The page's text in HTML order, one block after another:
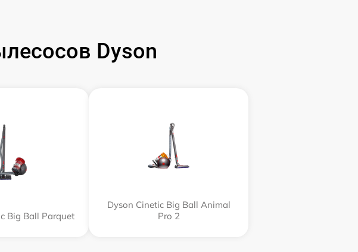
Dyson
Big Ball Parquet
Dyson Cinetic Big Ball Animal
Pro 2